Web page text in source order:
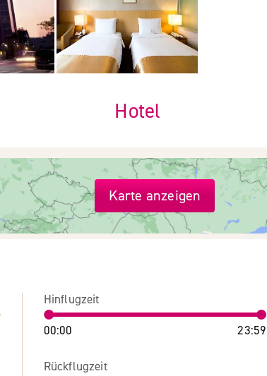
Hotel
Karte anzeigen
Hinflugzeit
00:00 23:59
Rückflugzeit